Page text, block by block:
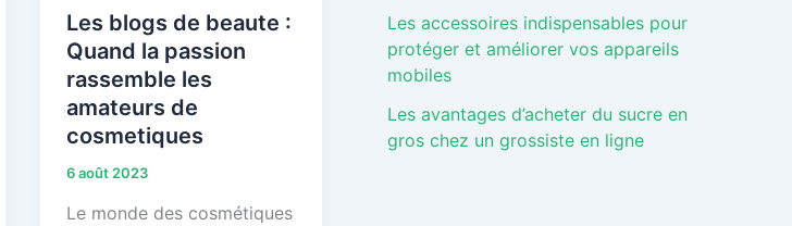
Les blogs de beaute :
Quand la passion
rassemble les
amateurs de
cosmetiques
6 août 2023
Le monde des cosmétiques
Les accessoires indispensables pour
protéger et améliorer vos appareils
mobiles
Les avantages d’acheter du sucre en
gros chez un grossiste en ligne